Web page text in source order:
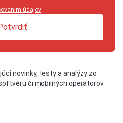
údajov.
novinky, testy a analýzy zo
či mobilných operátorov.